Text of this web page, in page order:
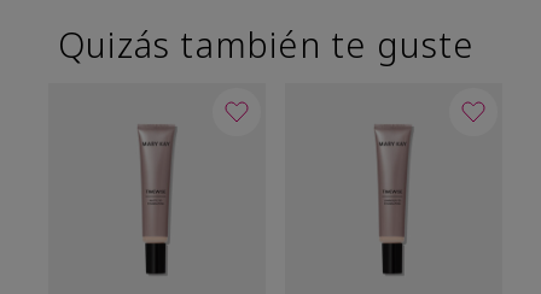
Quizás también te guste